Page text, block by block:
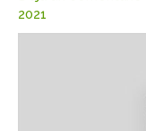
2021